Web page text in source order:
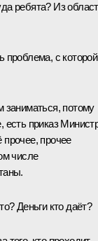
ребята? Из
проблема, с
заниматься, потому
есть приказ
прочее
числе
Деньги кто даёт?